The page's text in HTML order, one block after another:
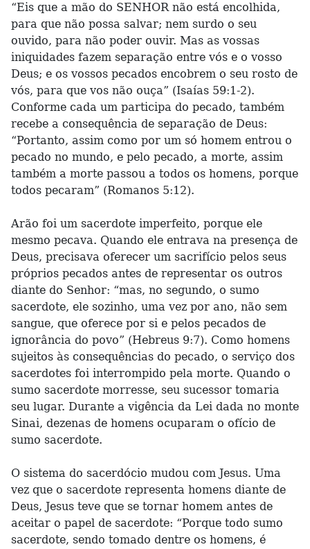
“Eis que a mão do SENHOR não está encolhida,
para que não possa salvar; nem surdo o seu
ouvido, para não poder ouvir. Mas as vossas
iniquidades fazem separação entre vós e o vosso
Deus; e os vossos pecados encobrem o seu rosto de
vós, para que vos não ouça” (Isaías 59:1-2).
Conforme cada um participa do pecado, também
recebe a consequência de separação de Deus:
“Portanto, assim como por um só homem entrou o
pecado no mundo, e pelo pecado, a morte, assim
também a morte passou a todos os homens, porque
todos pecaram” (Romanos 5:12).
Arão foi um sacerdote imperfeito, porque ele
mesmo pecava. Quando ele entrava na presença de
Deus, precisava oferecer um sacrifício pelos seus
próprios pecados antes de representar os outros
diante do Senhor: “mas, no segundo, o sumo
sacerdote, ele sozinho, uma vez por ano, não sem
sangue, que oferece por si e pelos pecados de
ignorância do povo” (Hebreus 9:7). Como homens
sujeitos às consequências do pecado, o serviço dos
sacerdotes foi interrompido pela morte. Quando o
sumo sacerdote morresse, seu sucessor tomaria
seu lugar. Durante a vigência da Lei dada no monte
Sinai, dezenas de homens ocuparam o ofício de
sumo sacerdote.
O sistema do sacerdócio mudou com Jesus. Uma
vez que o sacerdote representa homens diante de
Deus, Jesus teve que se tornar homem antes de
aceitar o papel de sacerdote: “Porque todo sumo
sacerdote, sendo tomado dentre os homens, é